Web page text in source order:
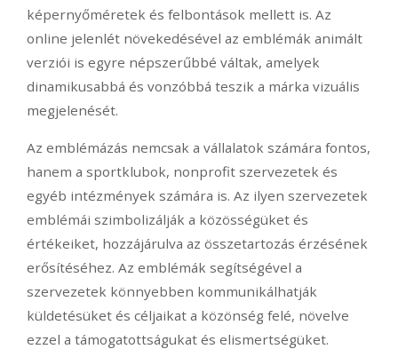
képernyőméretek és felbontások mellett is. Az
online jelenlét növekedésével az emblémák animált
verziói is egyre népszerűbbé váltak, amelyek
dinamikusabbá és vonzóbbá teszik a márka vizuális
megjelenését.
Az emblémázás nemcsak a vállalatok számára fontos,
hanem a sportklubok, nonprofit szervezetek és
egyéb intézmények számára is. Az ilyen szervezetek
emblémái szimbolizálják a közösségüket és
értékeiket, hozzájárulva az összetartozás érzésének
erősítéséhez. Az emblémák segítségével a
szervezetek könnyebben kommunikálhatják
küldetésüket és céljaikat a közönség felé, növelve
ezzel a támogatottságukat és elismertségüket.